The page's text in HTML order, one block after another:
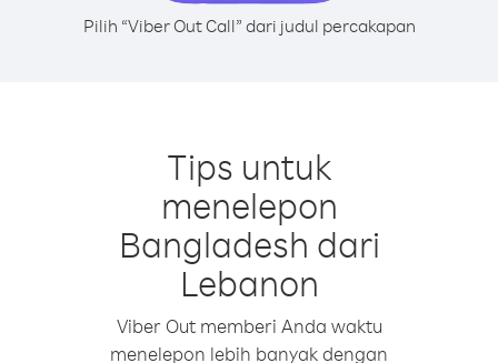
Pilih “Viber Out Call” dari judul percakapan
Tips untuk
menelepon
Bangladesh dari
Lebanon
Viber Out memberi Anda waktu
menelepon lebih banyak dengan